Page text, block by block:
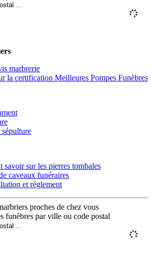
marbrerie
la certification Meilleures Pompes Funèbres
savoir sur les pierres tombales
caveaux funéraires
et réglement
proches de chez vous
funèbres par ville ou code postal